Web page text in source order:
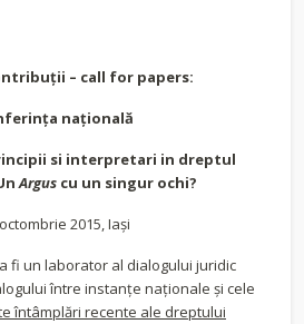
– call for papers:
naţională
si interpretari in dreptul
Arguscu un singur ochi?
2015, Iaşi
fi un laborator al dialogului juridic
între instanţe naţionale şi cele
întâmplări recente ale dreptului